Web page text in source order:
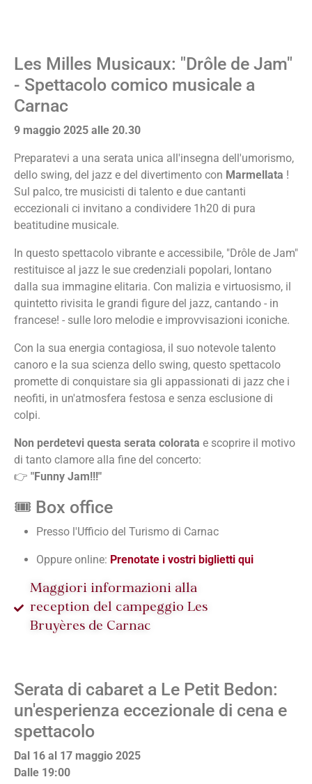
Les Milles Musicaux: "Drôle de Jam"
- Spettacolo comico musicale a
Carnac
9 maggio 2025 alle 20.30
Preparatevi a una serata unica all'insegna dell'umorismo,
dello swing, del jazz e del divertimento con Marmellata !
Sul palco, tre musicisti di talento e due cantanti
eccezionali ci invitano a condividere 1h20 di pura
beatitudine musicale.
In questo spettacolo vibrante e accessibile, "Drôle de Jam"
restituisce al jazz le sue credenziali popolari, lontano
dalla sua immagine elitaria. Con malizia e virtuosismo, il
quintetto rivisita le grandi figure del jazz, cantando - in
francese! - sulle loro melodie e improvvisazioni iconiche.
Con la sua energia contagiosa, il suo notevole talento
canoro e la sua scienza dello swing, questo spettacolo
promette di conquistare sia gli appassionati di jazz che i
neofiti, in un'atmosfera festosa e senza esclusione di
colpi.
Non perdetevi questa serata colorata e scoprire il motivo
di tanto clamore alla fine del concerto:
👉 "Funny Jam!!!"
🎟️ Box office
Presso l'Ufficio del Turismo di Carnac
Oppure online: Prenotate i vostri biglietti qui
Maggiori informazioni alla
reception del campeggio Les
Bruyères de Carnac
Serata di cabaret a Le Petit Bedon:
un'esperienza eccezionale di cena e
spettacolo
Dal 16 al 17 maggio 2025
Dalle 19:00